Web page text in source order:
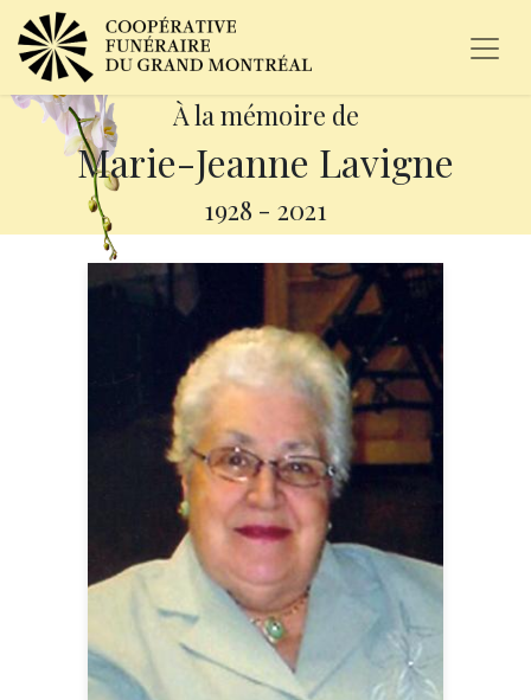
À la mémoire de
Marie-Jeanne Lavigne
1928 - 2021